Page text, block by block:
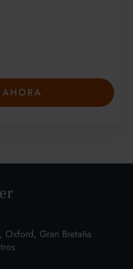
Oxford, Gran Bretaña